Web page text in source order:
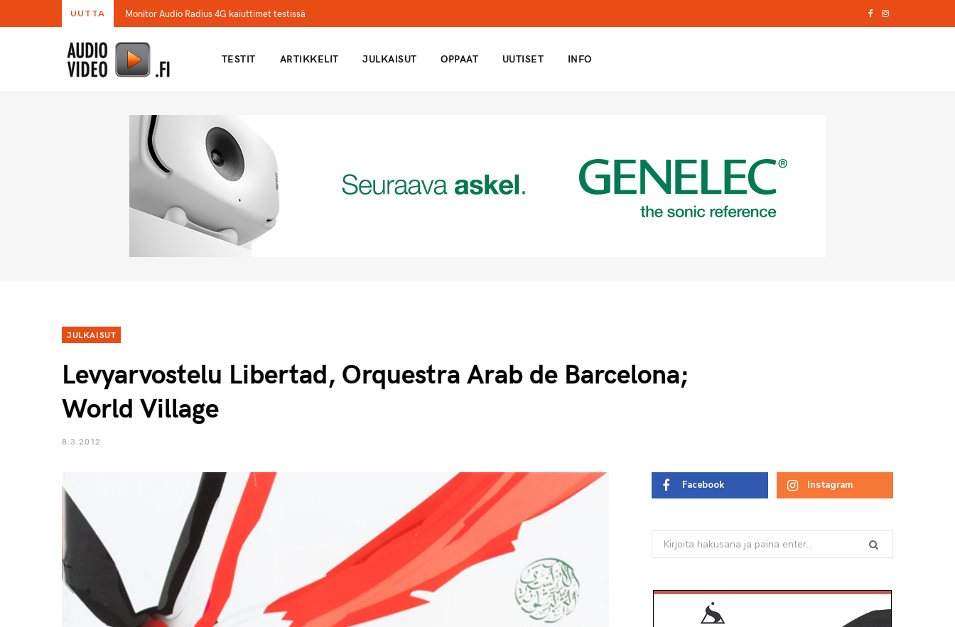
UUTTA Monitor Audio Radius 4G kaiuttimet testissä I
TESTIT ARTIKKELIT JULKAISUT OPPAAT UUTISET INFO
JULKAISUT
Levyarvostelu Libertad, Orquestra Arab de Barcelona;
World Village
8.3.2012
Facebook Instagram
Search
for: